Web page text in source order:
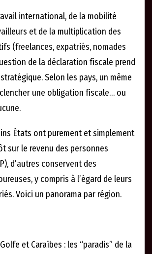
international, de la mobilité
et de la multiplication des
(freelances, expatriés, nomades
de la déclaration fiscale prend
Selon les pays, un même
une obligation fiscale… ou
États ont purement et simplement
sur le revenu des personnes
d’autres conservent des
y compris à l’égard de leurs
Voici un panorama par région.
et Caraïbes : les “paradis” de la